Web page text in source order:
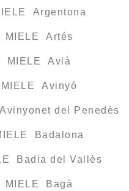
Argentona
MIELE Artés
MIELE Avià
Avinyó
del Penedès
Badalona
Badia del Vallès
MIELE Bagà